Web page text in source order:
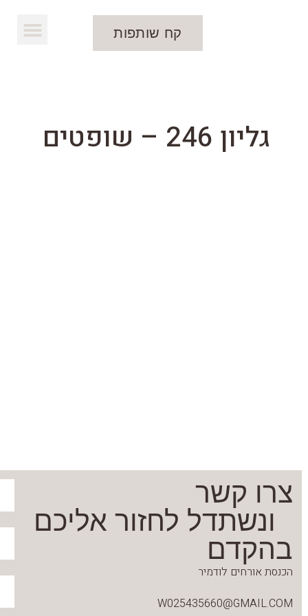
קח שותפות
גליון 246 – שופטים
צרו קשר
ונשתדל לחזור אליכם
בהקדם
הכנסת אורחים לודמיר
W025435660@GMAIL.COM